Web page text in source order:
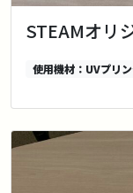
STEAMオリ
使用機材：UVプリ